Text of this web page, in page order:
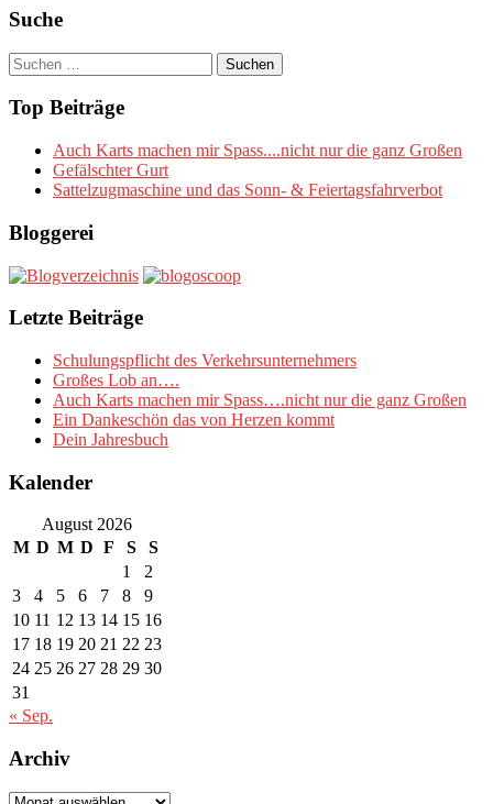
Suche
Suchen
nach:
Top Beiträge
Auch Karts machen mir Spass....nicht nur die ganz Großen
Gefälschter Gurt
Sattelzugmaschine und das Sonn- & Feiertagsfahrverbot
Bloggerei
Letzte Beiträge
Schulungspflicht des Verkehrsunternehmers
Großes Lob an….
Auch Karts machen mir Spass….nicht nur die ganz Großen
Ein Dankeschön das von Herzen kommt
Dein Jahresbuch
Kalender
August 2026
M D M D F S
S
1
2
3
4 5 6 7 8
9
10 11 12 13 14 15 16
17 18 19 20 21 22 23
24 25 26 27 28 29 30
31
« Sep.
Archiv
Archiv